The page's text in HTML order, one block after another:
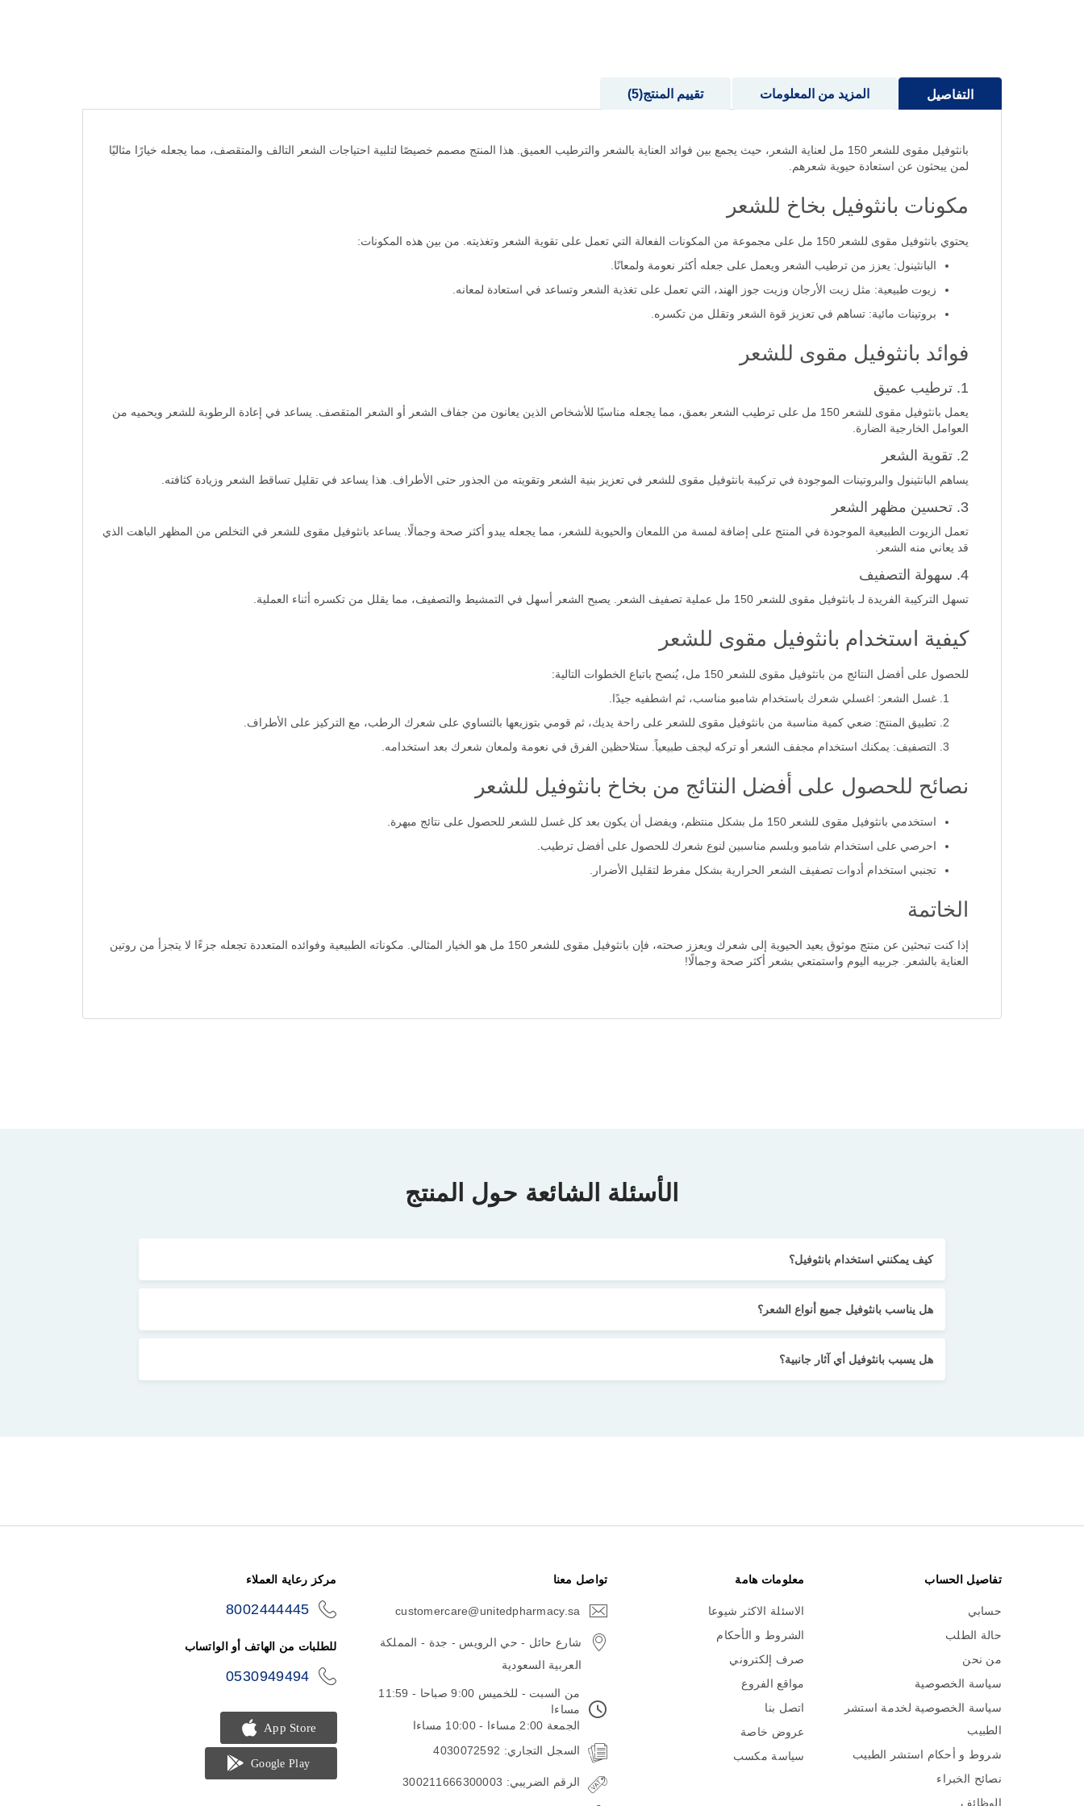
التفاصيل
بانثوفيل مقوى للشعر 150 مل لعناية الشعر، حيث يجمع بين فوائد العناية بالشعر والترطيب العميق. هذا المنتج مصمم خصيصًا لتلبية احتياجات الشعر التالف والمتقصف، مما يجعله خيارًا مثاليًا
لمن يبحثون عن استعادة حيوية شعرهم.
مكونات بانثوفيل بخاخ للشعر
يحتوي بانثوفيل مقوى للشعر 150 مل على مجموعة من المكونات الفعالة التي تعمل على تقوية الشعر وتغذيته. من بين هذه المكونات:
البانثينول: يعزز من ترطيب الشعر ويعمل على جعله أكثر نعومة ولمعانًا.
زيوت طبيعية: مثل زيت الأرجان وزيت جوز الهند، التي تعمل على تغذية الشعر وتساعد في استعادة لمعانه.
بروتينات مائية: تساهم في تعزيز قوة الشعر وتقلل من تكسره.
فوائد بانثوفيل مقوى للشعر
1. ترطيب عميق
يعمل بانثوفيل مقوى للشعر 150 مل على ترطيب الشعر بعمق، مما يجعله مناسبًا للأشخاص الذين يعانون من جفاف الشعر أو الشعر المتقصف. يساعد في إعادة الرطوبة للشعر ويحميه من
العوامل الخارجية الضارة.
2. تقوية الشعر
يساهم البانثينول والبروتينات الموجودة في تركيبة بانثوفيل مقوى للشعر في تعزيز بنية الشعر وتقويته من الجذور حتى الأطراف. هذا يساعد في تقليل تساقط الشعر وزيادة كثافته.
3. تحسين مظهر الشعر
تعمل الزيوت الطبيعية الموجودة في المنتج على إضافة لمسة من اللمعان والحيوية للشعر، مما يجعله يبدو أكثر صحة وجمالًا. يساعد بانثوفيل مقوى للشعر في التخلص من المظهر الباهت الذي
قد يعاني منه الشعر.
4. سهولة التصفيف
تسهل التركيبة الفريدة لـ بانثوفيل مقوى للشعر 150 مل عملية تصفيف الشعر. يصبح الشعر أسهل في التمشيط والتصفيف، مما يقلل من تكسره أثناء العملية.
كيفية استخدام بانثوفيل مقوى للشعر
للحصول على أفضل النتائج من بانثوفيل مقوى للشعر 150 مل، يُنصح باتباع الخطوات التالية:
غسل الشعر: اغسلي شعرك باستخدام شامبو مناسب، ثم اشطفيه جيدًا.
تطبيق المنتج: ضعي كمية مناسبة من بانثوفيل مقوى للشعر على راحة يديك، ثم قومي بتوزيعها بالتساوي على شعرك الرطب، مع التركيز على الأطراف.
التصفيف: يمكنك استخدام مجفف الشعر أو تركه ليجف طبيعياً. ستلاحظين الفرق في نعومة ولمعان شعرك بعد استخدامه.
نصائح للحصول على أفضل النتائج من بخاخ بانثوفيل للشعر
استخدمي بانثوفيل مقوى للشعر 150 مل بشكل منتظم، ويفضل أن يكون بعد كل غسل للشعر للحصول على نتائج مبهرة.
احرصي على استخدام شامبو وبلسم مناسبين لنوع شعرك للحصول على أفضل ترطيب.
تجنبي استخدام أدوات تصفيف الشعر الحرارية بشكل مفرط لتقليل الأضرار.
الخاتمة
إذا كنت تبحثين عن منتج موثوق يعيد الحيوية إلى شعرك ويعزز صحته، فإن بانثوفيل مقوى للشعر 150 مل هو الخيار المثالي. مكوناته الطبيعية وفوائده المتعددة تجعله جزءًا لا يتجزأ من روتين
العناية بالشعر. جربيه اليوم واستمتعي بشعر أكثر صحة وجمالًا!
المزيد من المعلومات تقييم المنتج 5
الأسئلة الشائعة حول المنتج
كيف يمكنني استخدام بانثوفيل؟
هل يناسب بانثوفيل جميع أنواع الشعر؟
هل يسبب بانثوفيل أي آثار جانبية؟
تفاصيل الحساب
حسابي
حالة الطلب
من نحن
سياسة الخصوصية
سياسة الخصوصية لخدمة استشر
الطبيب
شروط و أحكام استشر الطبيب
نصائح الخبراء
الوظائف
معلومات هامة
الاسئلة الاكثر شيوعا
الشروط و الأحكام
صرف إلكتروني
مواقع الفروع
اتصل بنا
عروض خاصة
سياسة مكسب
تواصل معنا
customercare@unitedpharmacy.sa
شارع حائل - حي الرويس - جدة - المملكة
العربية السعودية
من السبت - للخميس 9:00 صباحا - 11:59
مساءا
الجمعة 2:00 مساءا - 10:00 مساءا
السجل التجاري: 4030072592
الرقم الضريبي: 300211666300003
مركز رعاية العملاء
8002444445
للطلبات من الهاتف أو الواتساب
0530949494